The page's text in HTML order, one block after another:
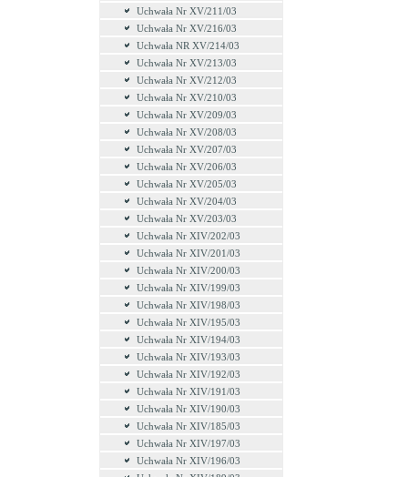
Uchwała Nr XV/211/03
Uchwała Nr XV/216/03
Uchwała NR XV/214/03
Uchwała Nr XV/213/03
Uchwała Nr XV/212/03
Uchwała Nr XV/210/03
Uchwała Nr XV/209/03
Uchwała Nr XV/208/03
Uchwała Nr XV/207/03
Uchwała Nr XV/206/03
Uchwała Nr XV/205/03
Uchwała Nr XV/204/03
Uchwała Nr XV/203/03
Uchwała Nr XIV/202/03
Uchwała Nr XIV/201/03
Uchwała Nr XIV/200/03
Uchwała Nr XIV/199/03
Uchwała Nr XIV/198/03
Uchwała Nr XIV/195/03
Uchwała Nr XIV/194/03
Uchwała Nr XIV/193/03
Uchwała Nr XIV/192/03
Uchwała Nr XIV/191/03
Uchwała Nr XIV/190/03
Uchwała Nr XIV/185/03
Uchwała Nr XIV/197/03
Uchwała Nr XIV/196/03